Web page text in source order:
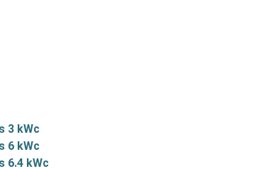
3 kWc
6 kWc
6.4 kWc